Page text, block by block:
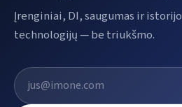
Įrenginiai, DI, saugumas ir
technologijų — be triukšmo.
El. pašto adresas